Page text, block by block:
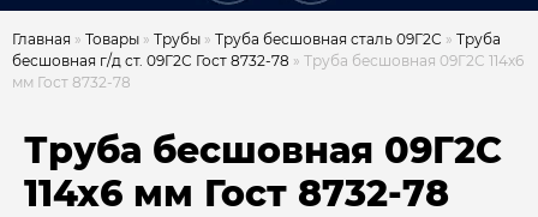
Главная » Товары » Трубы » Труба бесшовная сталь 09Г2С » Труба
бесшовная г/д ст. 09Г2С Гост 8732-78 » Труба бесшовная 09Г2С 114х6
мм Гост 8732-78
Труба бесшовная 09Г2С
114х6 мм Гост 8732-78